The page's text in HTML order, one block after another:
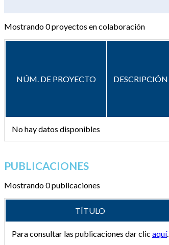
Mostrando0proyectos en colaboración
NÚM. DE PROYECTO DESCRIPCIÓN
No hay datos disponibles
PUBLICACIONES
Mostrando 0 publicaciones
TÍTULO
Para consultar las publicaciones dar clic aquí.